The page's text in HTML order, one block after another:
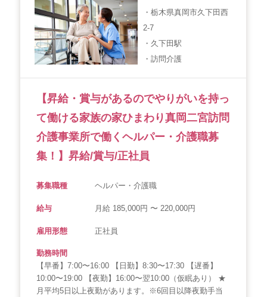
支店連絡先一覧
会社概要 個人情報保護方針
お知らせ 採用担当者様へ サイトマップ
・栃木県真岡市久下田西
2-7
・久下田駅
・訪問介護
【昇給・賞与があるのでやりがいを持っ
て働ける家族の家ひまわり真岡二宮訪問
介護事業所で働くヘルパー・介護職募
集！】昇給/賞与/正社員
募集職種 ヘルパー・介護職
給与 月給 185,000円 〜 220,000円
雇用形態 正社員
勤務時間
【早番】7:00〜16:00 【日勤】8:30〜17:30 【遅番】
10:00〜19:00 【夜勤】16:00〜翌10:00（仮眠あり） ★
月平均5日以上夜勤があります。※6回目以降夜勤手当